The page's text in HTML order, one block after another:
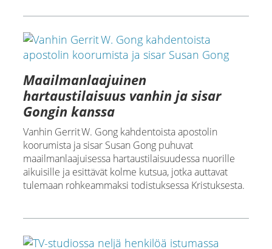
Maailmanlaajuinen
hartaustilaisuus vanhin ja sisar
Gongin kanssa
Vanhin Gerrit W. Gong kahdentoista apostolin
koorumista ja sisar Susan Gong puhuvat
maailmanlaajuisessa hartaustilaisuudessa nuorille
aikuisille ja esittävät kolme kutsua, jotka auttavat
tulemaan rohkeammaksi todistuksessa Kristuksesta.